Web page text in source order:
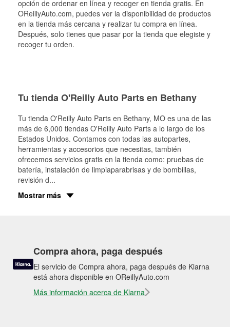
opción de ordenar en línea y recoger en tienda gratis. En
OReillyAuto.com, puedes ver la disponibilidad de productos
en la tienda más cercana y realizar tu compra en línea.
Después, solo tienes que pasar por la tienda que elegiste y
recoger tu orden.
Tu tienda O'Reilly Auto Parts en Bethany
Tu tienda O'Reilly Auto Parts en Bethany, MO es una de las
más de 6,000 tiendas O'Reilly Auto Parts a lo largo de los
Estados Unidos. Contamos con todas las autopartes,
herramientas y accesorios que necesitas, también
ofrecemos servicios gratis en la tienda como: pruebas de
batería, instalación de limpiaparabrisas y de bombillas,
revisión d...
Mostrar más
Compra ahora, paga después
El servicio de Compra ahora, paga después de Klarna
está ahora disponible en OReillyAuto.com
Más información acerca de Klarna